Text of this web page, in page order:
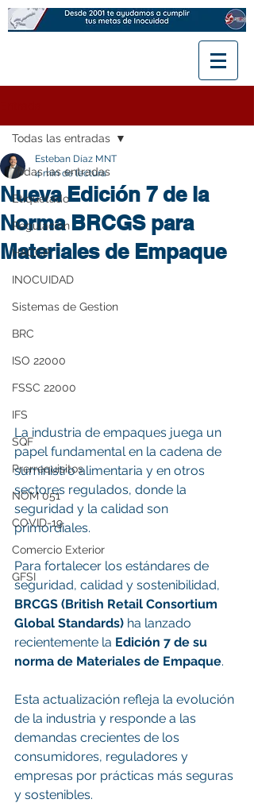
Todas las entradas
Etiquetado
Regulación
HACCP
INOCUIDAD
Sistemas de Gestion
BRC
ISO 22000
FSSC 22000
IFS
SQF
Prerrequisitos
NOM 051
COVID-19
Comercio Exterior
GFSI
Todas las entradas
Nueva Edición 7 de la
Norma BRCGS para
Materiales de Empaque
Esteban Díaz MNT
4 min de lectura
La industria de empaques juega un
papel fundamental en la cadena de
suministro alimentaria y en otros
sectores regulados, donde la
seguridad y la calidad son
primordiales.
Para fortalecer los estándares de
seguridad, calidad y sostenibilidad,
BRCGS (British Retail Consortium
Global Standards) ha lanzado
recientemente la Edición 7 de su
norma de Materiales de Empaque.
Esta actualización refleja la evolución
de la industria y responde a las
demandas crecientes de los
consumidores, reguladores y
empresas por prácticas más seguras
y sostenibles.